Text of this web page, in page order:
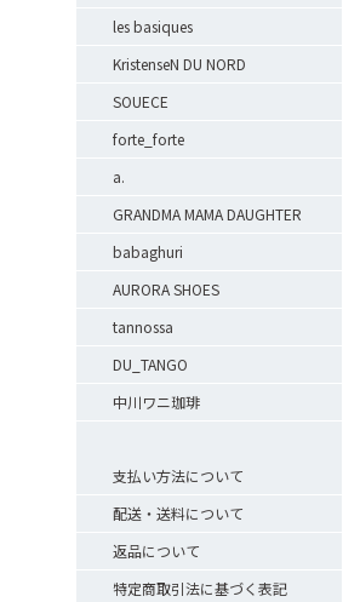
les basiques
KristenseN DU NORD
SOUECE
forte_forte
a.
GRANDMA MAMA DAUGHTER
babaghuri
AURORA SHOES
tannossa
DU_TANGO
中川ワニ珈琲
支払い方法について
配送・送料について
返品について
特定商取引法に基づく表記